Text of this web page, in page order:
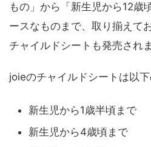
もの」から「新生児から12歳
ースなものまで、取り揃えて
チャイルドシートも発売され
joieのチャイルドシートは以下
新生児から1歳半頃まで
新生児から4歳頃まで